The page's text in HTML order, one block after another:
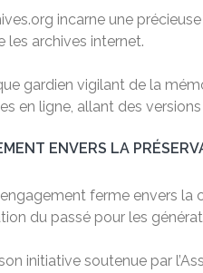
incarne une
les archives internet.
gardien vigilant de la
en ligne, allant des
ENVERS LA
ferme envers la
du passé pour les
initiative soutenue par